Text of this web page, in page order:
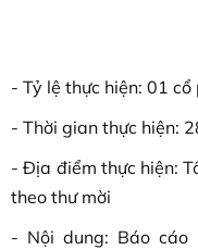
- Tỷ lệ thực hiện: 01
- Thời gian thực hiện:
- Địa điểm thực hiện:
theo thư mời
- Nội dung: Báo cáo